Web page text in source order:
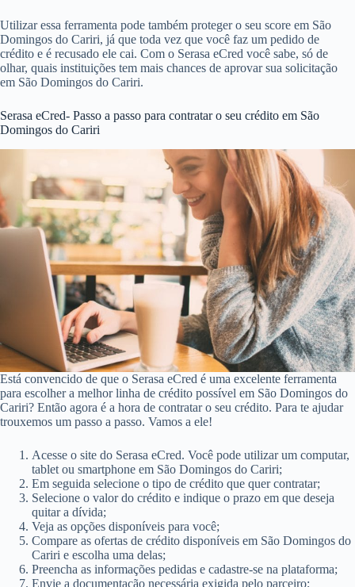
Utilizar essa ferramenta pode também proteger o seu score em São
Domingos do Cariri, já que toda vez que você faz um pedido de
crédito e é recusado ele cai. Com o Serasa eCred você sabe, só de
olhar, quais instituições tem mais chances de aprovar sua solicitação
em São Domingos do Cariri.
Serasa eCred- Passo a passo para contratar o seu crédito em São
Domingos do Cariri
Está convencido de que o Serasa eCred é uma excelente ferramenta
para escolher a melhor linha de crédito possível em São Domingos do
Cariri? Então agora é a hora de contratar o seu crédito. Para te ajudar
trouxemos um passo a passo. Vamos a ele!
Acesse o site do Serasa eCred. Você pode utilizar um computar,
tablet ou smartphone em São Domingos do Cariri;
Em seguida selecione o tipo de crédito que quer contratar;
Selecione o valor do crédito e indique o prazo em que deseja
quitar a dívida;
Veja as opções disponíveis para você;
Compare as ofertas de crédito disponíveis em São Domingos do
Cariri e escolha uma delas;
Preencha as informações pedidas e cadastre-se na plataforma;
Envie a documentação necessária exigida pelo parceiro;